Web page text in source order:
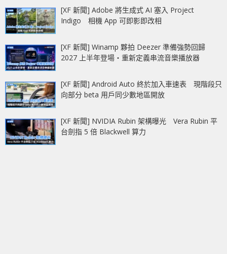
[XF 新聞] Adobe 將生成式 AI 塞入 Project
Indigo 相機 App 可即影即改相
[XF 新聞] Winamp 夥拍 Deezer 準備強勢回歸
2027 上半年登場‧重新定義串流音樂播放器
[XF 新聞] Android Auto 終於加入車速表 現階段只
向部分 beta 用戶同少數地區開放
[XF 新聞] NVIDIA Rubin 架構曝光 Vera Rubin 平
台劍指 5 倍 Blackwell 算力